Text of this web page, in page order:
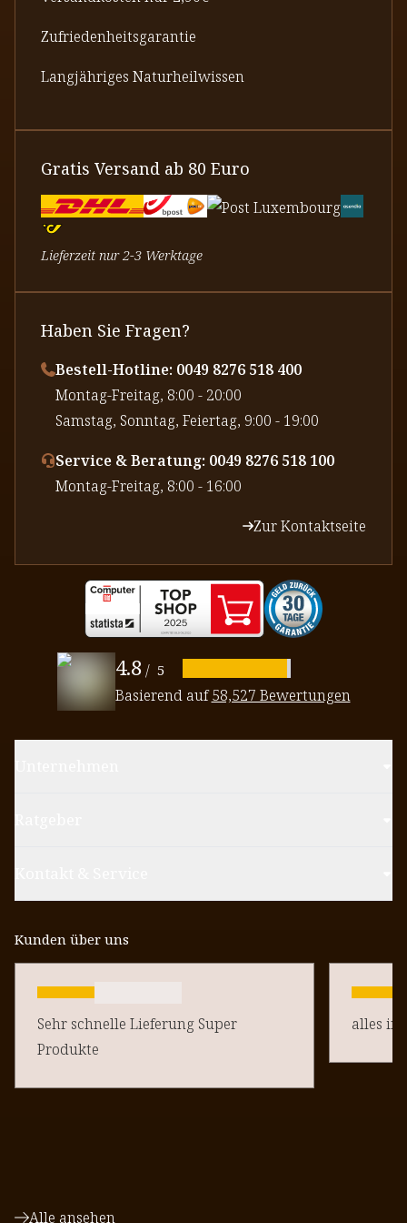
Zufriedenheitsgarantie
Langjähriges Naturheilwissen
Gratis Versand ab 80 Euro
Lieferzeit nur 2-3 Werktage
Haben Sie Fragen?
Bestell-Hotline: 0049 8276 518 400
⁠Montag-Freitag, 8:00 - 20:00
⁠Samstag, Sonntag, Feiertag, 9:00 - 19:00
Service & Beratung: 0049 8276 518 100
⁠Montag-Freitag, 8:00 - 16:00
Zur Kontaktseite
4.8 / 5
Basierend auf58,527 Bewertungen
Kunden über uns
Sehr schnelle Lieferung Super
Produkte
alles in
Alle ansehen